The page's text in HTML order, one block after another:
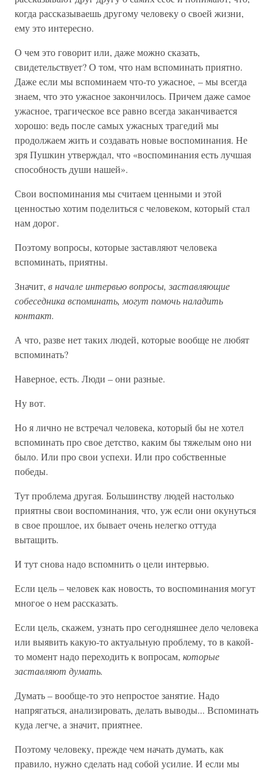
когда рассказываешь другому человеку о своей жизни,
ему это интересно.
О чем это говорит или, даже можно сказать,
свидетельствует? О том, что нам вспоминать приятно.
Даже если мы вспоминаем что-то ужасное, – мы всегда
знаем, что это ужасное закончилось. Причем даже самое
ужасное, трагическое все равно всегда заканчивается
хорошо: ведь после самых ужасных трагедий мы
продолжаем жить и создавать новые воспоминания. Не
зря Пушкин утверждал, что «воспоминания есть лучшая
способность души нашей».
Свои воспоминания мы считаем ценными и этой
ценностью хотим поделиться с человеком, который стал
нам дорог.
Поэтому вопросы, которые заставляют человека
вспоминать, приятны.
Значит, в начале интервью вопросы, заставляющие
собеседника вспоминать, могут помочь наладить
контакт.
А что, разве нет таких людей, которые вообще не любят
вспоминать?
Наверное, есть. Люди – они разные.
Ну вот.
Но я лично не встречал человека, который бы не хотел
вспоминать про свое детство, каким бы тяжелым оно ни
было. Или про свои успехи. Или про собственные
победы.
Тут проблема другая. Большинству людей настолько
приятны свои воспоминания, что, уж если они окунуться
в свое прошлое, их бывает очень нелегко оттуда
вытащить.
И тут снова надо вспомнить о цели интервью.
Если цель – человек как новость, то воспоминания могут
многое о нем рассказать.
Если цель, скажем, узнать про сегодняшнее дело человека
или выявить какую-то актуальную проблему, то в какой-
то момент надо переходить к вопросам, которые
заставляют думать.
Думать – вообще-то это непростое занятие. Надо
напрягаться, анализировать, делать выводы... Вспоминать
куда легче, а значит, приятнее.
Поэтому человеку, прежде чем начать думать, как
правило, нужно сделать над собой усилие. И если мы